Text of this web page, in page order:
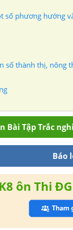
phương hướng
số thành thị, nông
Bài Tập Trắc
Báo
ôn Thi